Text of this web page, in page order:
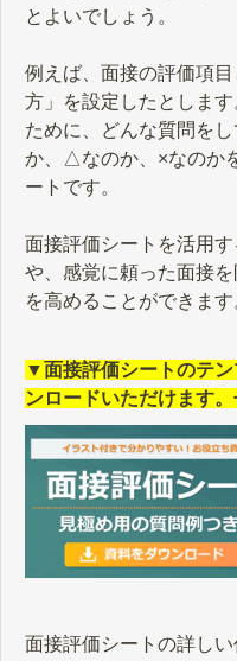
とよいでしょう。
例えば、面接の評価項
方」を設定したとしま
ために、どんな質問を
か、△なのか、×なのか
ートです。
面接評価シートを活用
や、感覚に頼った面接
を高めることができます
▼面接評価シートのテ
ンロードいただけます
面接評価シートの詳し